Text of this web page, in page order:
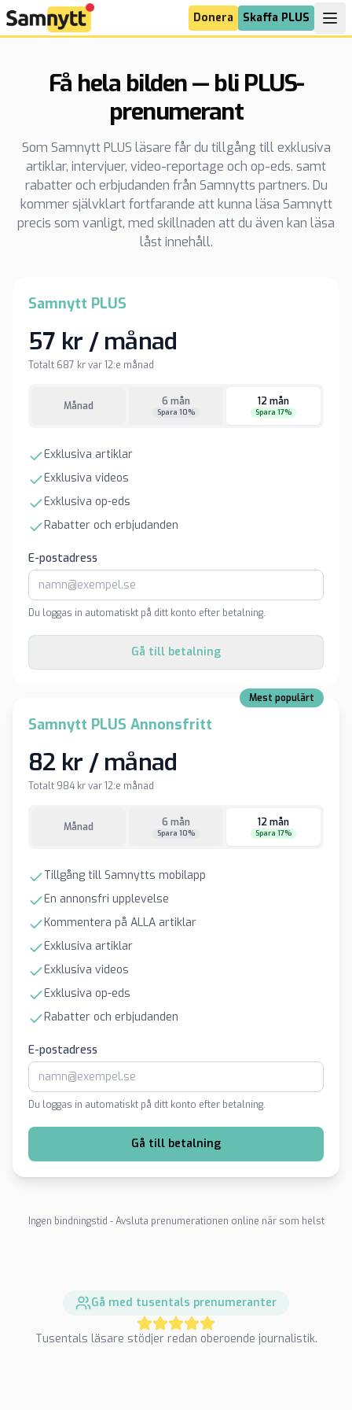
Donera Skaffa PLUS
Få hela bilden — bli PLUS-
prenumerant
Som Samnytt PLUS läsare får du tillgång till exklusiva
artiklar, intervjuer, video-reportage och op-eds. samt
rabatter och erbjudanden från Samnytts partners. Du
kommer självklart fortfarande att kunna läsa Samnytt
precis som vanligt, med skillnaden att du även kan läsa
låst innehåll.
Samnytt PLUS
57 kr / månad
Totalt 687 kr var 12:e månad
Månad 6 mån
Spara 10%
12 mån
Spara 17%
Exklusiva artiklar
Exklusiva videos
Exklusiva op-eds
Rabatter och erbjudanden
E-postadress
Du loggas in automatiskt på ditt konto efter betalning.
Gå till betalning
Mest populärt
Samnytt PLUS Annonsfritt
82 kr / månad
Totalt 984 kr var 12:e månad
Månad 6 mån
Spara 10%
12 mån
Spara 17%
Tillgång till Samnytts mobilapp
En annonsfri upplevelse
Kommentera på ALLA artiklar
Exklusiva artiklar
Exklusiva videos
Exklusiva op-eds
Rabatter och erbjudanden
E-postadress
Du loggas in automatiskt på ditt konto efter betalning.
Gå till betalning
Ingen bindningstid - Avsluta prenumerationen online när som helst
Gå med tusentals prenumeranter
Tusentals läsare stödjer redan oberoende journalistik.